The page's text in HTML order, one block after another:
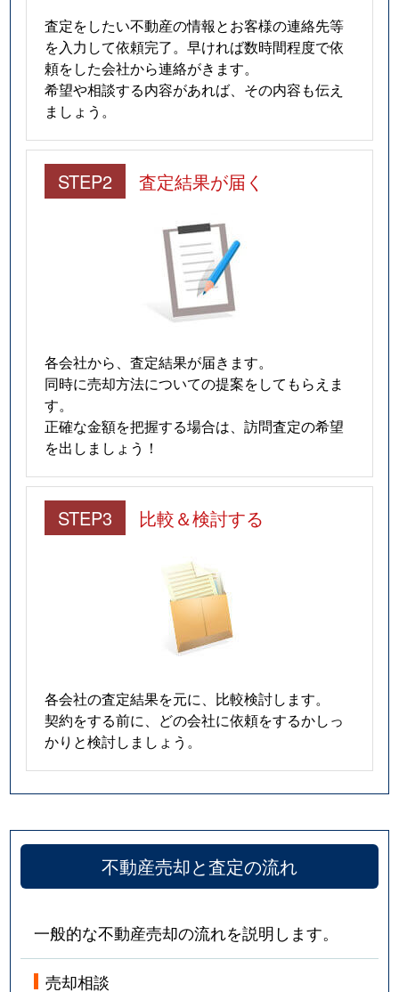
査定をしたい不動産の情報とお客様の連絡先等
を入力して依頼完了。早ければ数時間程度で依
頼をした会社から連絡がきます。
希望や相談する内容があれば、その内容も伝え
ましょう。
STEP2 査定結果が届く
各会社から、査定結果が届きます。
同時に売却方法についての提案をしてもらえま
す。
正確な金額を把握する場合は、訪問査定の希望
を出しましょう！
STEP3 比較＆検討する
各会社の査定結果を元に、比較検討します。
契約をする前に、どの会社に依頼をするかしっ
かりと検討しましょう。
不動産売却と査定の流れ
一般的な不動産売却の流れを説明します。
売却相談